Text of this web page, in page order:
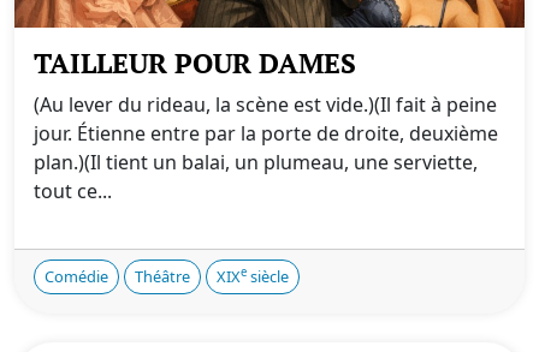
TAILLEUR POUR DAMES
(Au lever du rideau, la scène est vide.)(Il fait à peine
jour. Étienne entre par la porte de droite, deuxième
plan.)(Il tient un balai, un plumeau, une serviette,
tout ce...
Comédie Théâtre XIXe siècle